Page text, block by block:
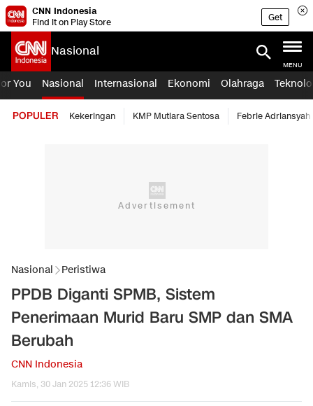
CNN Indonesia
Find it on Play Store
Get
Nasional
MENU
You Nasional Internasional Ekonomi Olahraga
POPULER Kekeringan KMP Mutiara Sentosa Febrie Adriansyah
Nasional Peristiwa
PPDB Diganti SPMB, Sistem
Penerimaan Murid Baru SMP dan SMA
Berubah
CNN Indonesia
Kamis, 30 Jan 2025 12:36 WIB